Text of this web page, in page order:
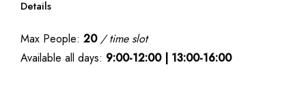
Details
Max People: 20 / time slot
Available all days: 9:00-12:00 | 13:00-16:00